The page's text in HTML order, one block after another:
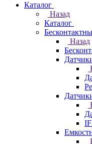
Каталог
Назад
Каталог
Назад